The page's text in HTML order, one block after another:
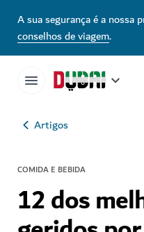
A sua segurança é a nossa
conselhos de viagem.
Artigos
COMIDA E BEBIDA
12 dos